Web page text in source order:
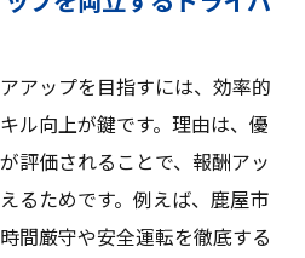
アップを目指すには、効率的
ル向上が鍵です。理由は、優
評価されることで、報酬アッ
るためです。例えば、鹿屋市
間厳守や安全運転を徹底する